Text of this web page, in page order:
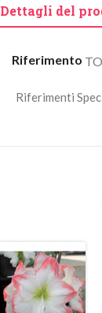
Dettagli del
Riferimento
Riferimenti